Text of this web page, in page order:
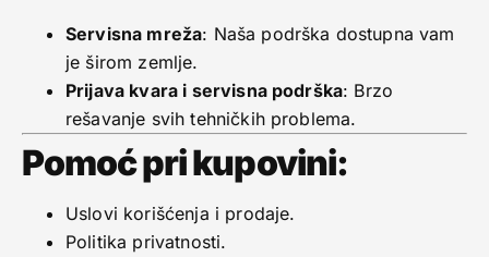
Servisna mreža: Naša podrška dostupna vam
je širom zemlje.
Prijava kvara i servisna podrška: Brzo
rešavanje svih tehničkih problema.
Pomoć pri kupovini:
Uslovi korišćenja i prodaje.
Politika privatnosti.